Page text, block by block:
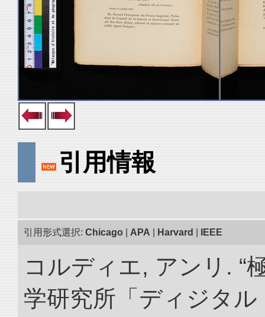
引用情報
引用形式選択: Chicago APA Harvard IEEE
コルディエ, アンリ. “
学研究所「ディジタ